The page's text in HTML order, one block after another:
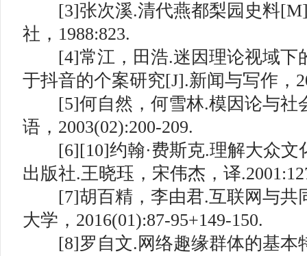
[3]张次溪.清代燕都梨园史料
社，1988:823.
[4]常江，田浩.迷因理论视域
于抖音的个案研究[J].新闻与写作，
[5]何自然，何雪林.模因论与社
语，2003(02):200-209.
[6][10]约翰·费斯克.理解大众
出版社.王晓珏，宋伟杰，译
[7]胡百精，李由君.互联网与共
大学，2016(01):87-95+149-150.
[8]罗自文.网络趣缘群体的基本